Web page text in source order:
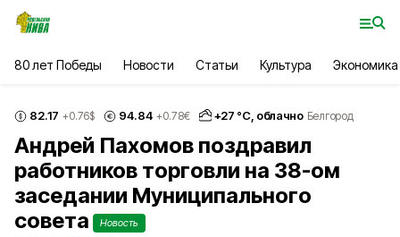
80 лет Победы Новости Статьи Культура Экономика
82.17 +0.76$ 94.84 +0.78€ +27 °С, облачно Белгород
Андрей Пахомов поздравил
работников торговли на 38-ом
заседании Муниципального
совета
Новость